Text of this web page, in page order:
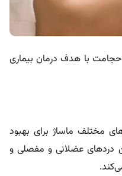
با هدف درمان بیماری
مختلف ماساژ برای بهبود
عضلانی و مفصلی و